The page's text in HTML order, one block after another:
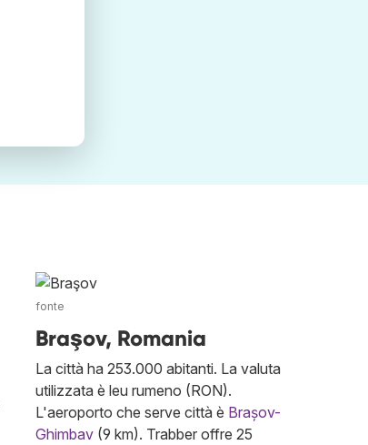
fonte
Braşov, Romania
La città ha 253.000 abitanti. La valuta
utilizzata è leu rumeno (RON).
L'aeroporto che serve città è Brașov-
Ghimbav (9 km). Trabber offre 25